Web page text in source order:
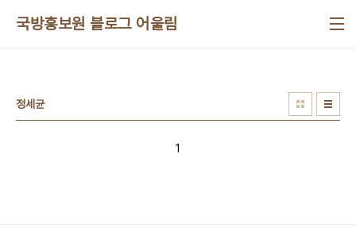
국방홍보원 블로그 어울림
정세균
1